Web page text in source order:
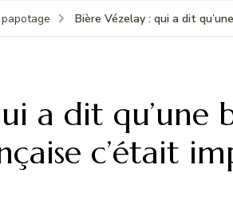
Bière Vézelay : qui a dit
a dit qu’une
c’était